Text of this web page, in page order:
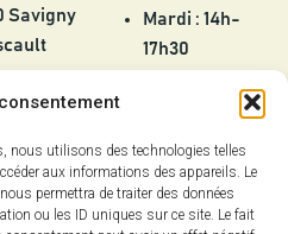
nous utilisons des technologies telles
aux informations des appareils. Le
permettra de traiter des données
ou les ID uniques sur ce site. Le fait
Savigny
49 56 55
Mardi : 14h-
17h30
8h30-12h et
14h-17h30
Vendredi :